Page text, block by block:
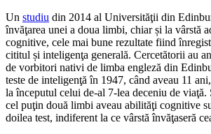
Un studiu din 2014 al Universităţii din
învăţarea unei a doua limbi, chiar și la vârstă
cognitive, cele mai bune rezultate fiind
cititul și inteligenţa generală. Cercetătorii au
de vorbitori nativi de limba engleză din
teste de inteligenţă în 1947, când aveau 11
la începutul celui de-al 7-lea deceniu de viaţă.
cel puţin două limbi aveau abilităţi cognitive
doilea test, indiferent la ce vârstă învăţaseră